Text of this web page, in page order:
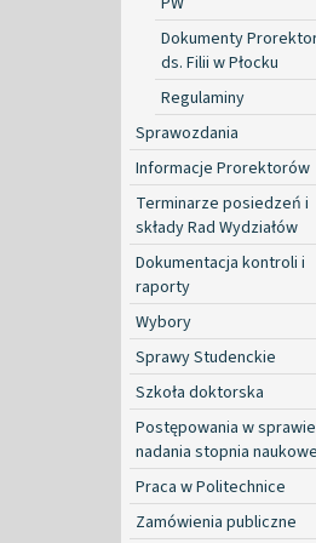
Dokumenty
ds. Filii w Płocku
Regulaminy
Sprawozdania
Informacje Prorektorów
Terminarze posiedzeń i
składy Rad Wydziałów
Dokumentacja kontroli i
raporty
Wybory
Sprawy Studenckie
Szkoła doktorska
Postępowania w sprawie
nadania stopnia
Praca w Politechnice
Zamówienia publiczne